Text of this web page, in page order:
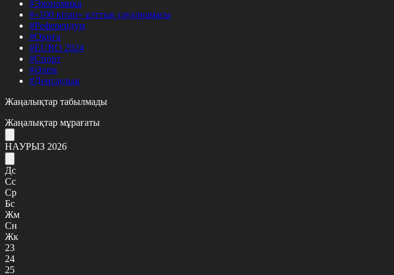
#Экономика
#«100 кітап» ұлттық сауалнамасы
#Референдум
#Оқиға
#EURO 2024
#Спорт
#Әлем
#Денсаулық
Жаңалықтар табылмады
Жаңалықтар мұрағаты
НАУРЫЗ 2026
Дс
Сс
Ср
Бс
Жм
Сн
Жк
23
24
25